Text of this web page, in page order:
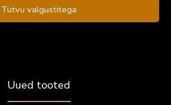
Tutvu valgustitega
Uued tooted